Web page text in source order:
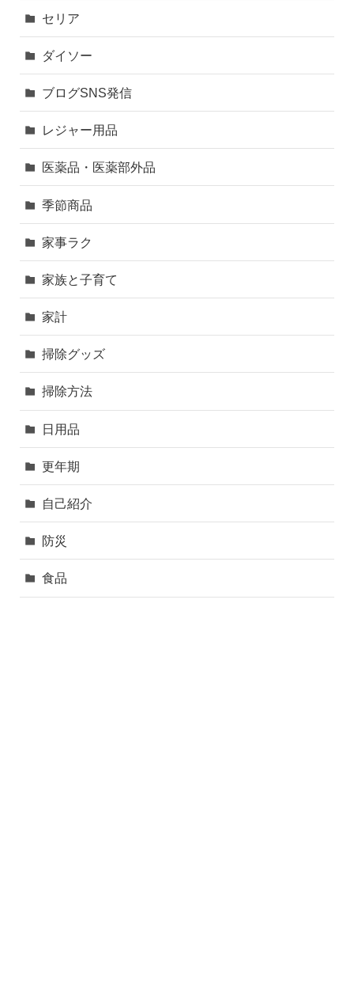
セリア
ダイソー
ブログSNS発信
レジャー用品
医薬品・医薬部外品
季節商品
家事ラク
家族と子育て
家計
掃除グッズ
掃除方法
日用品
更年期
自己紹介
防災
食品